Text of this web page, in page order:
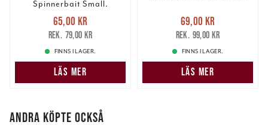
Spinnerbait Small.
Nuvarande pris
65,00 krTidigare pris
79,00 kr
65,00 kr
79,00 kr
FINNS I LAGER.
LÄS MER
Nuvarande pris
69,00 krTidigare pris
99,00 kr
69,00 kr
99,00 kr
FINNS I LAGER.
LÄS MER
ANDRA KÖPTE OCKSÅ